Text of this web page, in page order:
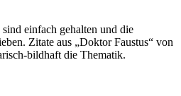
einfach gehalten und die
Zitate aus „Doktor Faustus“ von
bildhaft die Thematik.